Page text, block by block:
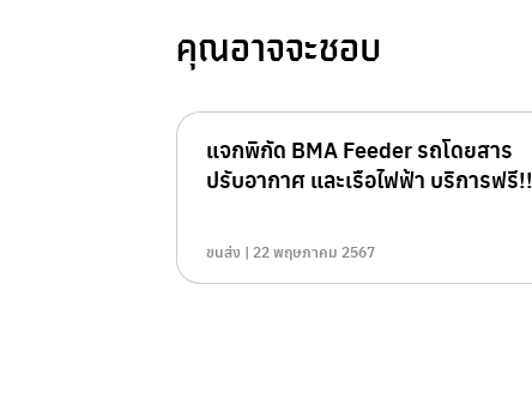
คุณอาจจะชอบ
แจกพิกัด BMA Feeder รถโดยสาร
ปรับอากาศ และเรือไฟฟ้า บริการฟรี!!
ขนส่ง | 22 พฤษภาคม 2567